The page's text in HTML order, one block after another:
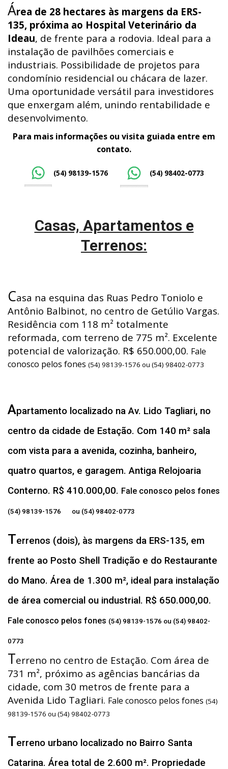
Área de 28 hectares às margens da ERS-
135, próxima ao Hospital Veterinário da
Ideau, de frente para a rodovia. Ideal para a
instalação de pavilhões comerciais e
industriais. Possibilidade de projetos para
condomínio residencial ou chácara de lazer.
Uma oportunidade versátil para investidores
que enxergam além, unindo rentabilidade e
desenvolvimento.
Para mais informações ou visita guiada entre em
contato.
(54) 98139-1576 (54) 98402-0773
Casas, Apartamentos e
Terrenos:
Casa na esquina das Ruas Pedro Toniolo e
Antônio Balbinot, no centro de Getúlio Vargas.
Residência com 118 m² totalmente
reformada, com terreno de 775 m². Excelente
potencial de valorização. R$ 650.000,00. Fale
conosco pelos fones (54) 98139-1576 ou (54) 98402-0773
Apartamento localizado na Av. Lido Tagliari, no
centro da cidade de Estação. Com 140 m² sala
com vista para a avenida, cozinha, banheiro,
quatro quartos, e garagem. Antiga Relojoaria
Conterno. R$ 410.000,00. Fale conosco pelos fones
(54) 98139-1576 ou (54) 98402-0773
Terrenos (dois), às margens da ERS-135, em
frente ao Posto Shell Tradição e do Restaurante
do Mano. Área de 1.300 m², ideal para instalação
de área comercial ou industrial. R$ 650.000,00.
Fale conosco pelos fones (54) 98139-1576 ou (54) 98402-
0773
Terreno no centro de Estação. Com área de
731 m², próximo as agências bancárias da
cidade, com 30 metros de frente para a
Avenida Lido Tagliari. Fale conosco pelos fones (54)
98139-1576 ou (54) 98402-0773
Terreno urbano localizado no Bairro Santa
Catarina. Área total de 2.600 m². Propriedade